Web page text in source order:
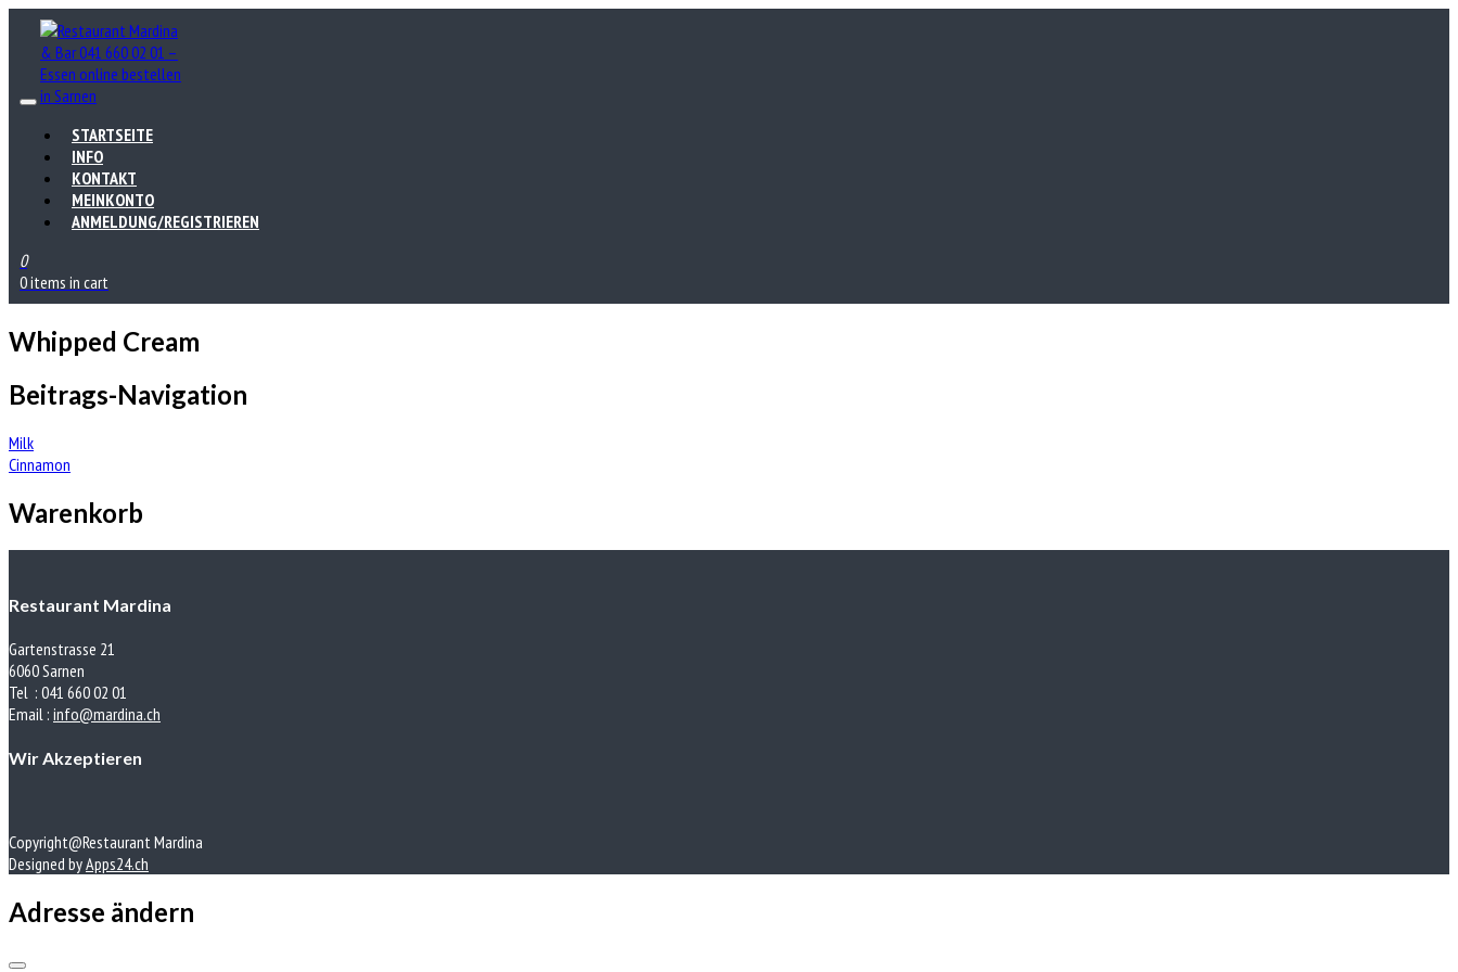
STARTSEITE
INFO
KONTAKT
MEINKONTO
ANMELDUNG/REGISTRIEREN
0
0 items in cart
Whipped Cream
Beitrags-Navigation
Milk
Cinnamon
Warenkorb
Restaurant Mardina
Gartenstrasse 21
6060 Sarnen
Tel : 041 660 02 01
Email : info@mardina.ch
Wir Akzeptieren
Copyright@Restaurant Mardina
Designed byApps24.ch
Adresse ändern